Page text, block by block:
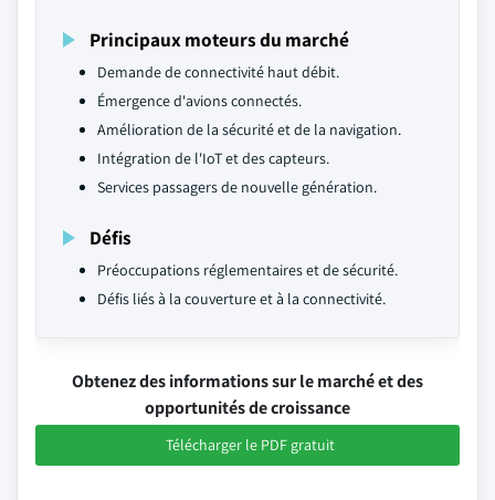
Principaux moteurs du marché
Demande de connectivité haut débit.
Émergence d'avions connectés.
Amélioration de la sécurité et de la navigation.
Intégration de l'IoT et des capteurs.
Services passagers de nouvelle génération.
Défis
Préoccupations réglementaires et de sécurité.
Défis liés à la couverture et à la connectivité.
Obtenez des informations sur le marché et des
opportunités de croissance
Télécharger le PDF gratuit